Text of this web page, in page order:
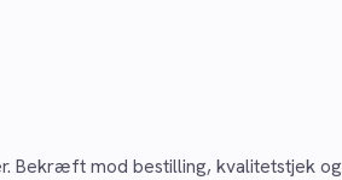
Bekræft mod bestilling, kvalitetstjek og